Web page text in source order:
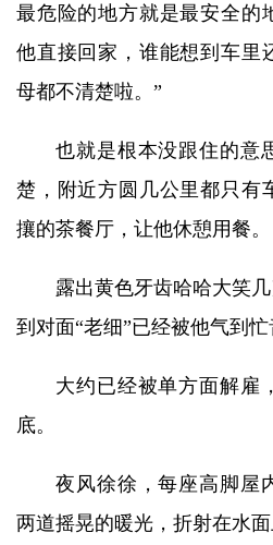
最危险的地方就是最安全的
他直接回家，谁能想到车里
母都不清楚啦。”
也就是根本没跟住的意
楚，附近方圆几公里都只有
攘的茶餐厅，让他休憩用餐。
露出黄色牙齿哈哈大笑
到对面“老细”已经被他气到忙
大约已经被单方面解雇
底。
夜风徐徐，每座高脚屋
两道摇晃的暖光，折射在水面